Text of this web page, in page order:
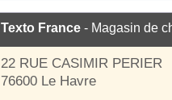
Texto France - Magasin de
22 RUE CASIMIR PERIER
76600 Le Havre